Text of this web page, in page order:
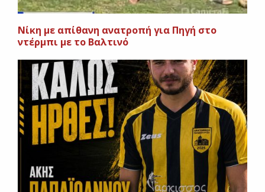
Νίκη με απίθανη ανατροπή για Πηγή στο
ντέρμπι με το Βαλτινό